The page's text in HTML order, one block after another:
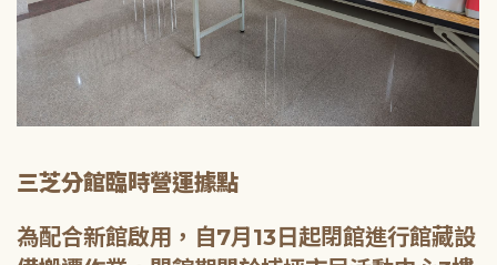
三芝分館臨時營運據點
為配合新館啟用，自7月13日起閉館進行館藏設